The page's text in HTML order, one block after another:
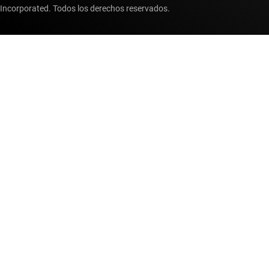
Incorporated. Todos los derechos reservados.